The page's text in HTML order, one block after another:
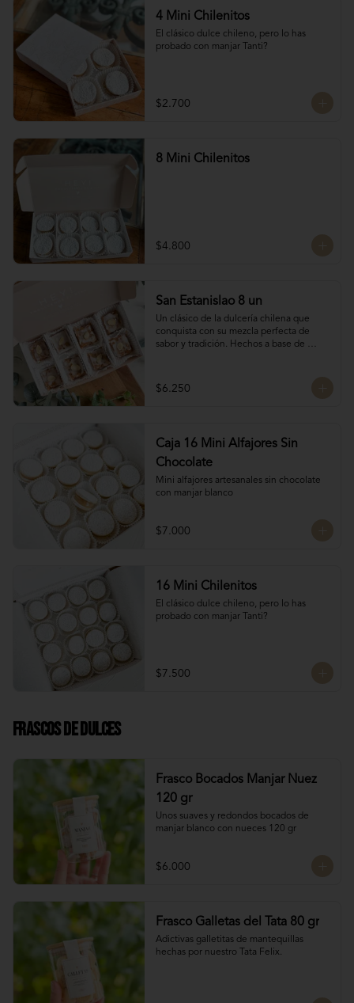
4 Mini Chilenitos
El clásico dulce chileno, pero lo has
probado con manjar Tanti?
$2.700
8 Mini Chilenitos
$4.800
San Estanislao 8 un
Un clásico de la dulcería chilena que
conquista con su mezcla perfecta de
sabor y tradición. Hechos a base de
cada San Estanislao guarda ese toque
casero y especial que solo ella sabe dar.
antojo dulce lleno de cariño.
$6.250
Caja 16 Mini Alfajores Sin
Chocolate
Mini alfajores artesanales sin chocolate
con manjar blanco
$7.000
16 Mini Chilenitos
El clásico dulce chileno, pero lo has
probado con manjar Tanti?
$7.500
Frascos de Dulces
Frasco Bocados Manjar Nuez
120 gr
Unos suaves y redondos bocados de
manjar blanco con nueces 120 gr
$6.000
Frasco Galletas del Tata 80 gr
Adictivas galletitas de mantequillas
hechas por nuestro Tata Felix.